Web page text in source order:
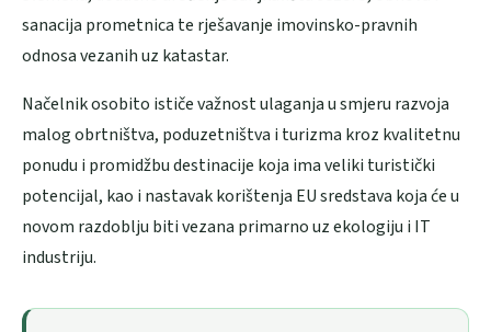
sanacija prometnica te rješavanje imovinsko-pravnih
odnosa vezanih uz katastar.
Načelnik osobito ističe važnost ulaganja u smjeru razvoja
malog obrtništva, poduzetništva i turizma kroz kvalitetnu
ponudu i promidžbu destinacije koja ima veliki turistički
potencijal, kao i nastavak korištenja EU sredstava koja će u
novom razdoblju biti vezana primarno uz ekologiju i IT
industriju.